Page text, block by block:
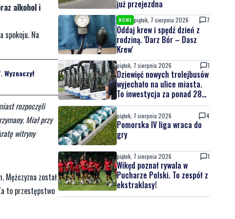
alkohol i
spokoju. Na
rozpoczęli
Miał przy
witryny
Mężczyzna został
to przestępstwo
już przejezdna
NOWE piątek, 7 sierpnia 2026 7
Oddaj krew i spędź dzień z
rodziną. 'Darz Bór – Dasz
Krew'
piątek, 7 sierpnia 2026 1
Dziewięć nowych trolejbusów
wyjechało na ulice miasta.
To inwestycja za ponad 28
mln zł
piątek, 7 sierpnia 2026 4
Pomorska IV liga wraca do
gry
piątek, 7 sierpnia 2026 1
Wikęd poznał rywala w
Pucharze Polski. To zespół z
ekstraklasy!